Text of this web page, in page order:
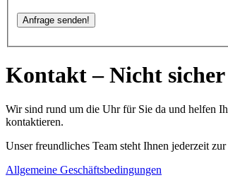
Kontakt – Nicht
Wir sind rund um die Uhr für Sie da und helfen
kontaktieren.
Unser freundliches Team steht Ihnen jederzeit
Allgemeine Geschäftsbedingungen